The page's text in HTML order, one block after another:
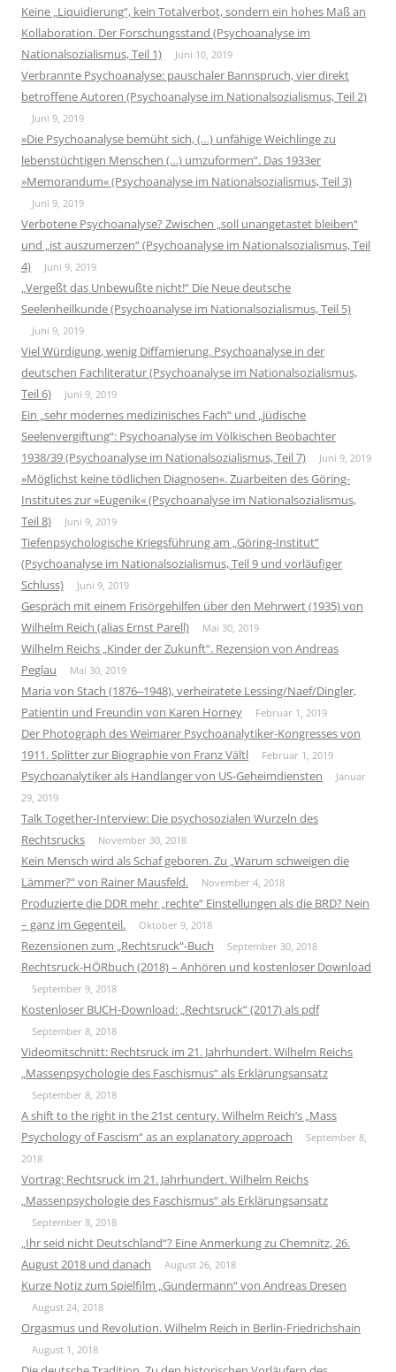
Keine „Liquidierung“, kein Totalverbot, sondern ein hohes Maß an
Kollaboration. Der Forschungsstand (Psychoanalyse im
Nationalsozialismus, Teil 1)
Juni 10, 2019
Verbrannte Psychoanalyse: pauschaler Bannspruch, vier direkt
betroffene Autoren (Psychoanalyse im Nationalsozialismus, Teil 2)
Juni 9, 2019
»Die Psychoanalyse bemüht sich, (…) unfähige Weichlinge zu
lebenstüchtigen Menschen (…) umzuformen“. Das 1933er
»Memorandum« (Psychoanalyse im Nationalsozialismus, Teil 3)
Juni 9, 2019
Verbotene Psychoanalyse? Zwischen „soll unangetastet bleiben“
und „ist auszumerzen“ (Psychoanalyse im Nationalsozialismus, Teil
4)
Juni 9, 2019
„Vergeßt das Unbewußte nicht!“ Die Neue deutsche
Seelenheilkunde (Psychoanalyse im Nationalsozialismus, Teil 5)
Juni 9, 2019
Viel Würdigung, wenig Diffamierung. Psychoanalyse in der
deutschen Fachliteratur (Psychoanalyse im Nationalsozialismus,
Teil 6)
Juni 9, 2019
Ein „sehr modernes medizinisches Fach“ und „jüdische
Seelenvergiftung“: Psychoanalyse im Völkischen Beobachter
1938/39 (Psychoanalyse im Nationalsozialismus, Teil 7)
Juni 9, 2019
»Möglichst keine tödlichen Diagnosen«. Zuarbeiten des Göring-
Institutes zur »Eugenik« (Psychoanalyse im Nationalsozialismus,
Teil 8)
Juni 9, 2019
Tiefenpsychologische Kriegsführung am „Göring-Institut“
(Psychoanalyse im Nationalsozialismus, Teil 9 und vorläufiger
Schluss)
Juni 9, 2019
Gespräch mit einem Frisörgehilfen über den Mehrwert (1935) von
Wilhelm Reich (alias Ernst Parell)
Mai 30, 2019
Wilhelm Reichs „Kinder der Zukunft“. Rezension von Andreas
Peglau
Mai 30, 2019
Maria von Stach (1876‒1948), verheiratete Lessing/Naef/Dingler,
Patientin und Freundin von Karen Horney
Februar 1, 2019
Der Photograph des Weimarer Psychoanalytiker-Kongresses von
1911. Splitter zur Biographie von Franz Vältl
Februar 1, 2019
Psychoanalytiker als Handlanger von US-Geheimdiensten
Januar
29, 2019
Talk Together-Interview: Die psychosozialen Wurzeln des
Rechtsrucks
November 30, 2018
Kein Mensch wird als Schaf geboren. Zu „Warum schweigen die
Lämmer?“ von Rainer Mausfeld.
November 4, 2018
Produzierte die DDR mehr „rechte“ Einstellungen als die BRD? Nein
– ganz im Gegenteil.
Oktober 9, 2018
Rezensionen zum „Rechtsruck“-Buch September 30, 2018
Rechtsruck-HÖRbuch (2018) – Anhören und kostenloser Download
September 9, 2018
Kostenloser BUCH-Download: „Rechtsruck“ (2017) als pdf
September 8, 2018
Videomitschnitt: Rechtsruck im 21. Jahrhundert. Wilhelm Reichs
„Massenpsychologie des Faschismus“ als Erklärungsansatz
September 8, 2018
A shift to the right in the 21st century. Wilhelm Reich’s „Mass
Psychology of Fascism“ as an explanatory approach
September 8,
2018
Vortrag: Rechtsruck im 21. Jahrhundert. Wilhelm Reichs
„Massenpsychologie des Faschismus“ als Erklärungsansatz
September 8, 2018
„Ihr seid nicht Deutschland“? Eine Anmerkung zu Chemnitz, 26.
August 2018 und danach
August 26, 2018
Kurze Notiz zum Spielfilm „Gundermann“ von Andreas Dresen
August 24, 2018
Orgasmus und Revolution. Wilhelm Reich in Berlin-Friedrichshain
August 1, 2018